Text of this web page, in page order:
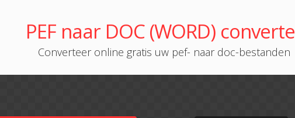
PEF naar DOC (WORD)
Converteer online gratis uw pef- naar doc-bestanden